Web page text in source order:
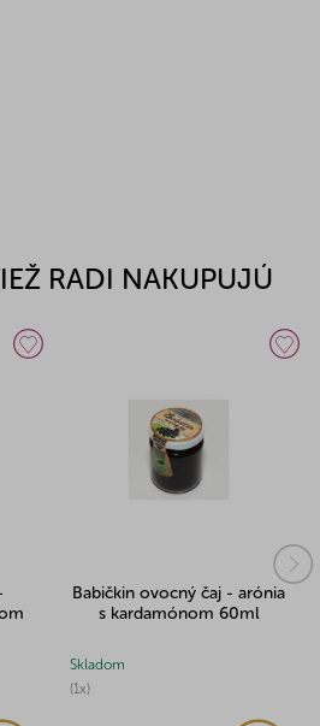
RADI NAKUPUJÚ
Babičkin ovocný čaj - arónia
s kardamónom 60ml
(1x)
Skladom